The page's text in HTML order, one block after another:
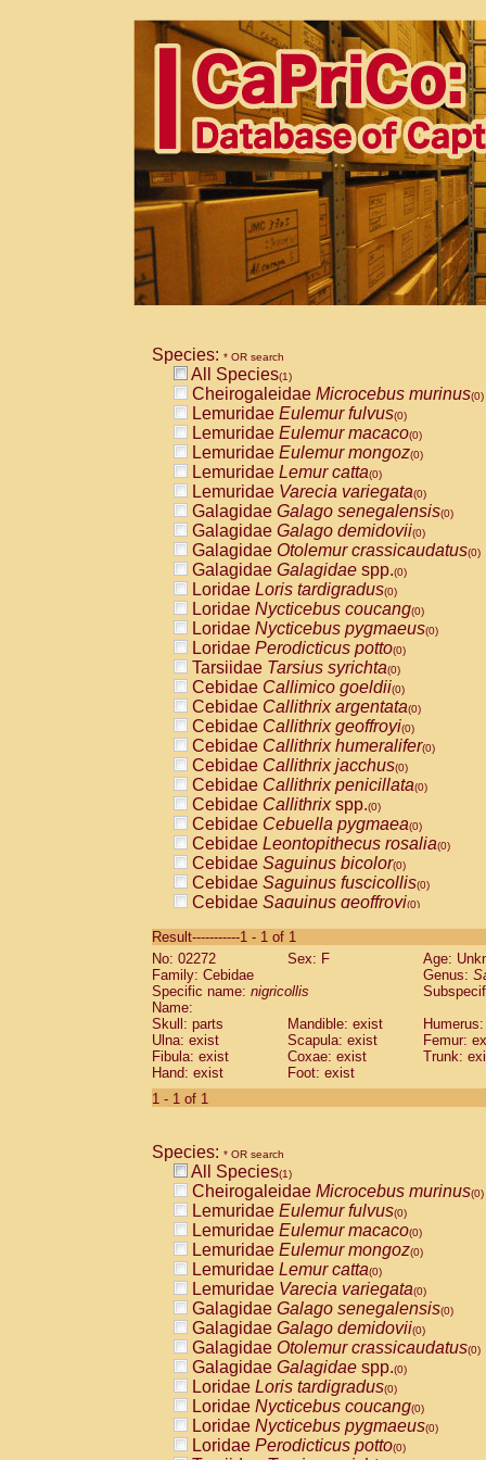
Species: * OR search
All Species(1)
Cheirogaleidae Microcebus murinus(0)
Lemuridae Eulemur fulvus(0)
Lemuridae Eulemur macaco(0)
Lemuridae Eulemur mongoz(0)
Lemuridae Lemur catta(0)
Lemuridae Varecia variegata(0)
Galagidae Galago senegalensis(0)
Galagidae Galago demidovii(0)
Galagidae Otolemur crassicaudatus(0)
Galagidae Galagidae spp.(0)
Loridae Loris tardigradus(0)
Loridae Nycticebus coucang(0)
Loridae Nycticebus pygmaeus(0)
Loridae Perodicticus potto(0)
Tarsiidae Tarsius syrichta(0)
Cebidae Callimico goeldii(0)
Cebidae Callithrix argentata(0)
Cebidae Callithrix geoffroyi(0)
Cebidae Callithrix humeralifer(0)
Cebidae Callithrix jacchus(0)
Cebidae Callithrix penicillata(0)
Cebidae Callithrixspp.(0)
Cebidae Cebuella pygmaea(0)
Cebidae Leontopithecus rosalia(0)
Cebidae Saguinus bicolor(0)
Cebidae Saguinus fuscicollis(0)
Cebidae Saguinus geoffroyi(0)
CebidaeSaguinus labiatus(0)
Cebidae Saguinus leucopus (0)
Cebidae
CebidaeSaguinus mystax
Cebidae Saguinus nigricollis (1)
Cebidae Saguinus oedipus
Cebidae Saguinus weddelli
Cebidae Saguinusspp.
Cebidae
CebidaeCebus capucinus
CebidaeCebus nigrivittatus
CebidaeCebus spp.(0)
CebidaeSaimiri boliviensis(0)
CebidaeSaimiri sciureus(0)
AtelidaeAlouatta caraya(0)
AtelidaeAlouatta fusca(0)
AtelidaeAlouatta seniculus(0)
AtelidaeAlouattaspp.(0)
AtelidaeAteles belzebuth(0)
AtelidaeAteles geoffroyi(0)
AtelidaeAteles paniscus(0)
AtelidaeAtelesspp.(0)
AtelidaeLagothrix lagothricha(0)
AtelidaeLagothrix lagothricha cana
PitheciidaeCacajao calvus
Result-----------1 - 1 of 1
No: 02272
Sex: F
Age:
Family: Cebidae
Genus:
Specific name: nigricollis
Name:
Skull: parts
Mandible: exist
Ulna: exist
Scapula: exist
Femur:
Fibula: exist
Coxae: exist
Trunk:
Hand: exist
Foot: exist
1 - 1 of 1
Species: * OR search
All Species(1)
Cheirogaleidae Microcebus murinus(0)
Lemuridae Eulemur fulvus(0)
Lemuridae Eulemur macaco(0)
Lemuridae Eulemur mongoz(0)
Lemuridae Lemur catta(0)
Lemuridae Varecia variegata(0)
Galagidae Galago senegalensis(0)
Galagidae Galago demidovii(0)
Galagidae Otolemur crassicaudatus(0)
Galagidae Galagidae spp.(0)
Loridae Loris tardigradus(0)
Loridae Nycticebus coucang(0)
Loridae Nycticebus pygmaeus(0)
Loridae Perodicticus potto(0)